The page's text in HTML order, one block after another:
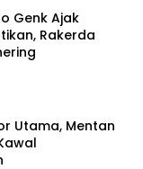
Genk Ajak
Rakerda
Utama, Mentan